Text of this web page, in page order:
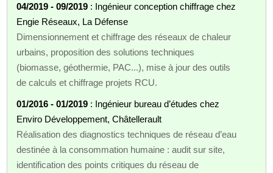
04/2019 - 09/2019 : Ingénieur conception chiffrage chez
Engie Réseaux, La Défense
Dimensionnement et chiffrage des réseaux de chaleur
urbains, proposition des solutions techniques
(biomasse, géothermie, PAC...), mise à jour des outils
de calculs et chiffrage projets RCU.
01/2016 - 01/2019 : Ingénieur bureau d’études chez
Enviro Développement, Châtellerault
Réalisation des diagnostics techniques de réseau d’eau
destinée à la consommation humaine : audit sur site,
identification des points critiques du réseau de